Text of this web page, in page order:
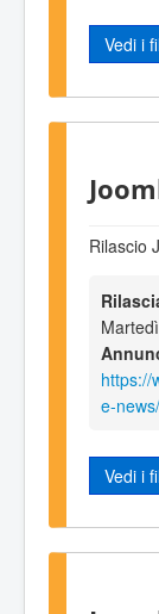
Vedi i
Rilascio
https://
e-
Vedi i